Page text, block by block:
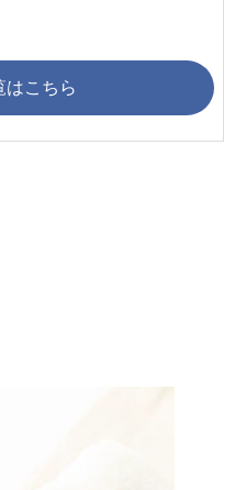
はこちら